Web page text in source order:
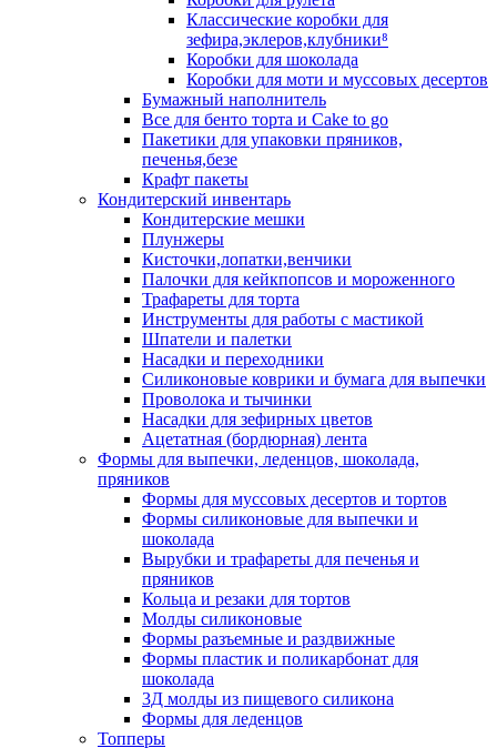
Классические коробки для
зефира,эклеров,клубники⁸
Коробки для шоколада
Коробки для моти и муссовых десертов
Бумажный наполнитель
Все для бенто торта и Cake to go
Пакетики для упаковки пряников,
печенья,безе
Крафт пакеты
Кондитерский инвентарь
Кондитерские мешки
Плунжеры
Кисточки,лопатки,венчики
Палочки для кейкпопсов и мороженного
Трафареты для торта
Инструменты для работы с мастикой
Шпатели и палетки
Насадки и переходники
Силиконовые коврики и бумага для выпечки
Проволока и тычинки
Насадки для зефирных цветов
Ацетатная (бордюрная) лента
Формы для выпечки, леденцов, шоколада,
пряников
Формы для муссовых десертов и тортов
Формы силиконовые для выпечки и
шоколада
Вырубки и трафареты для печенья и
пряников
Кольца и резаки для тортов
Молды силиконовые
Формы разъемные и раздвижные
Формы пластик и поликарбонат для
шоколада
3Д молды из пищевого силикона
Формы для леденцов
Топперы